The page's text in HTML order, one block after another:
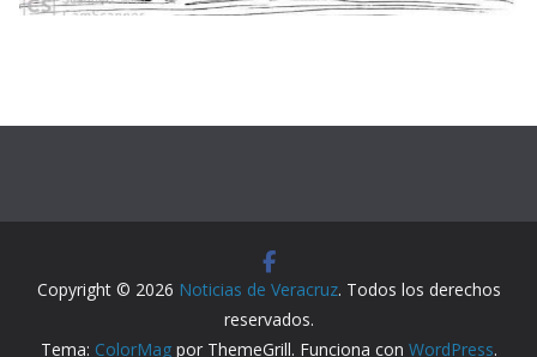
Copyright © 2026 Noticias de Veracruz. Todos los derechos
reservados.
Tema: ColorMagpor ThemeGrill. Funciona con WordPress.